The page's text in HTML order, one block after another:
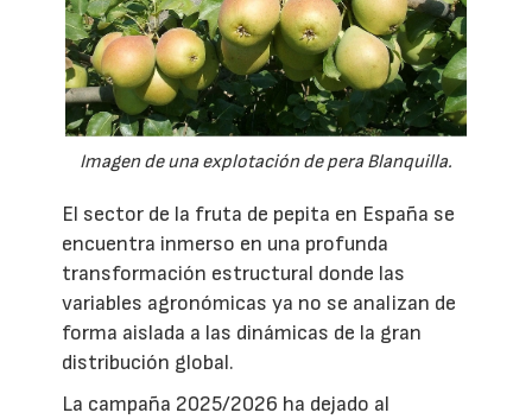
Imagen de una explotación de pera Blanquilla.
El sector de la fruta de pepita en España se
encuentra inmerso en una profunda
transformación estructural donde las
variables agronómicas ya no se analizan de
forma aislada a las dinámicas de la gran
distribución global.
La campaña 2025/2026 ha dejado al